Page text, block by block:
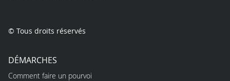
© Tous droits réservés
DÉMARCHES
Comment faire un pourvoi